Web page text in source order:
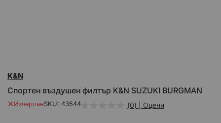
към
на
галерия
Спортен въздушен филтър K&N SUZUKI BURGMAN
K&N
ИзчерпанSKU 43544 (0) | Оцени